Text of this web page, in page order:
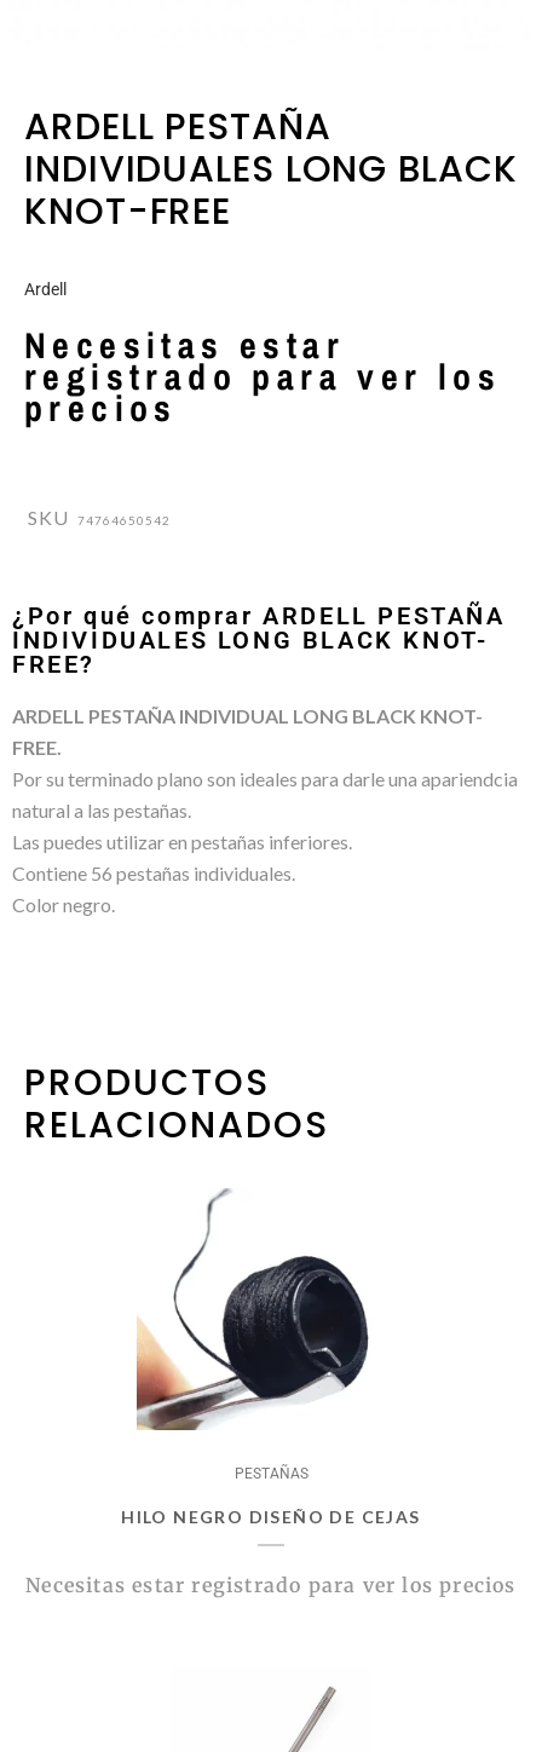
ARDELL PESTAÑA
INDIVIDUALES LONG BLACK
KNOT-FREE
Ardell
Necesitas estar
registrado para ver los
precios
SKU 74764650542
¿Por qué comprar ARDELL PESTAÑA
INDIVIDUALES LONG BLACK KNOT-
FREE?
ARDELL PESTAÑA INDIVIDUAL LONG BLACK KNOT-
FREE.
Por su terminado plano son ideales para darle una apariendcia
natural a las pestañas.
Las puedes utilizar en pestañas inferiores.
Contiene 56 pestañas individuales.
Color negro.
PRODUCTOS
RELACIONADOS
PESTAÑAS
HILO NEGRO DISEÑO DE CEJAS
Necesitas estar registrado para ver los precios